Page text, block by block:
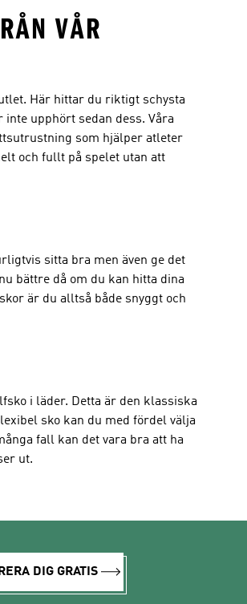
VÅR
Här hittar du riktigt schysta
upphört sedan dess. Våra
som hjälper atleter
och fullt på spelet utan att
sitta bra men även ge det
bättre då om du kan hitta dina
är du alltså både snyggt och
i läder. Detta är den klassiska
sko kan du med fördel välja
fall kan det vara bra att ha
ut.
DIG GRATIS